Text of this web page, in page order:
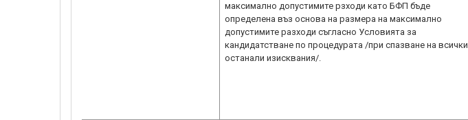
максимално допустимите рзходи като БФП бъде
определена въз основа на размера на максимално
допустимите разходи съгласно Условията за
кандидатстване по процедурата /при спазване на всички
останали изисквания/.